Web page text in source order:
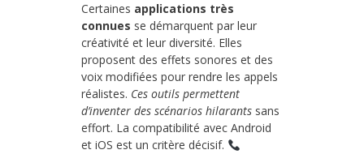
Certaines applications très
connues se démarquent par leur
créativité et leur diversité. Elles
proposent des effets sonores et des
voix modifiées pour rendre les appels
réalistes. Ces outils permettent
d’inventer des scénarios hilarants sans
effort. La compatibilité avec Android
et iOS est un critère décisif.